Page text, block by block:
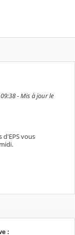
- Mis à jour le
d'EPS vous
: